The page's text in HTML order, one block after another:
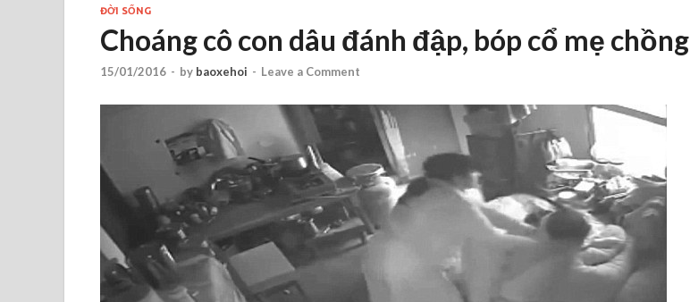
ĐỜI SỐNG
Choáng cô con dâu đánh đập, bóp cổ mẹ chồng
15/01/2016 - by baoxehoi - Leave a Comment